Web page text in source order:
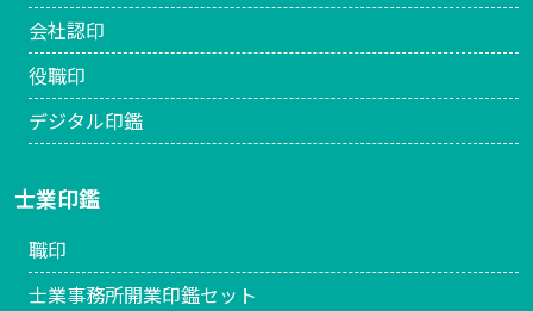
会社認印
役職印
デジタル印鑑
士業印鑑
職印
士業事務所開業印鑑セット